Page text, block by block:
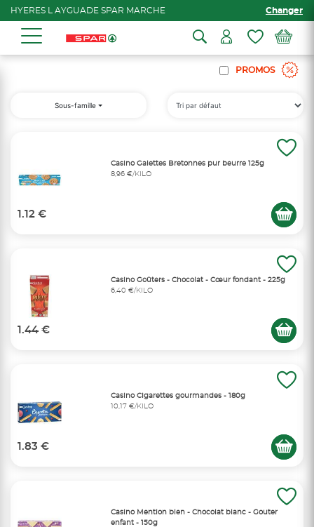
HYERES L AYGUADE SPAR MARCHE Changer
PROMOS
Sous-famille
Casino Galettes Bretonnes pur beurre 125g
8,96 €/KILO
1.12 €
Casino Goûters - Chocolat - Cœur fondant - 225g
6,40 €/KILO
1.44 €
Casino Cigarettes gourmandes - 180g
10,17 €/KILO
1.83 €
Casino Mention bien - Chocolat blanc - Gouter
enfant - 150g